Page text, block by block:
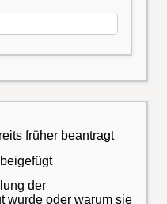
früher beantragt
der
wurde oder warum sie